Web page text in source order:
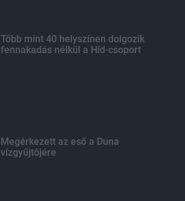
Több mint 40 helyszínen dolgozik
fennakadás nélkül a Híd-csoport
Megérkezett az eső a Duna
vízgyűjtőjére